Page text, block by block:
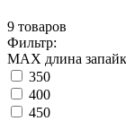
9 товаров
Фильтр:
МАХ длина
350
400
450